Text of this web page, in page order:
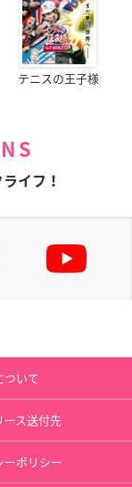
テニスの王子様
イフ！
ついて
ース送付先
ーポリシー